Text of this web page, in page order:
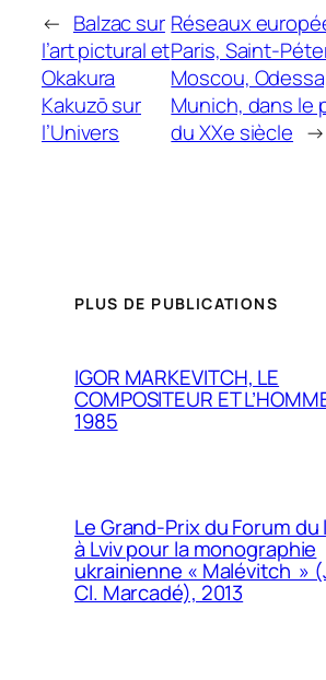
← Balzac sur
l’art pictural et
Okakura
Kakuzō sur
l’Univers
Réseaux
Paris, Saint-
Moscou,
Munich, dans le
du XXe siècle →
PLUS DE PUBLICATIONS
IGOR MARKEVITCH, LE
COMPOSITEUR ET
1985
Le Grand-Prix du Forum du
à Lviv pour la monographie
ukrainienne « Malévitch »
Cl. Marcadé), 2013